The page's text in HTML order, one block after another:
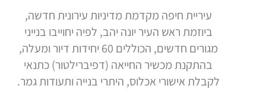
עיריית חיפה מקדמת מדיניות עירונית חדשה,
ביוזמת ראש העיר יונה יהב, לפיה יחוייבו בנייני
מגורים חדשים, הכוללים 60 יחידות דיור ומעלה,
בהתקנת מכשיר החייאה (דפיברילטור) כתנאי
לקבלת אישורי אכלוס, היתרי בנייה ותעודות גמר.